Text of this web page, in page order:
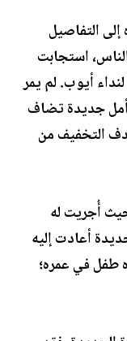
إلى التفاصيل
استجابت
الشهم 3" سريعاً لنداء أيوب. لم يمر
أمل جديدة تضاف
التخفيف من
أُجريت له
أعادت إليه
طفل في عمره؛